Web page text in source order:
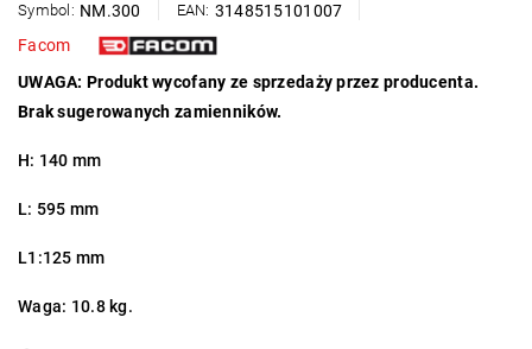
Symbol: NM.300 EAN: 3148515101007
Facom
UWAGA: Produkt wycofany ze sprzedaży przez producenta.
Brak sugerowanych zamienników.
H: 140 mm
L: 595 mm
L1:125 mm
Waga: 10.8 kg.